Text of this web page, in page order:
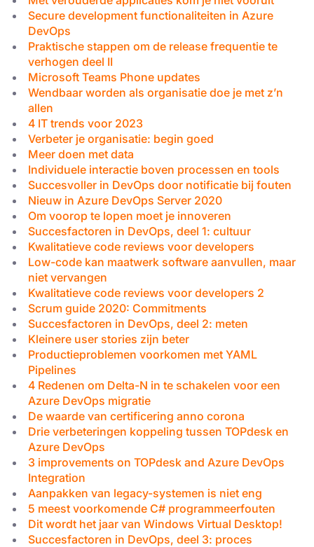
Secure development functionaliteiten in Azure
DevOps
Praktische stappen om de release frequentie te
verhogen deel II
Microsoft Teams Phone updates
Wendbaar worden als organisatie doe je met z’n
allen
4 IT trends voor 2023
Verbeter je organisatie: begin goed
Meer doen met data
Individuele interactie boven processen en tools
Succesvoller in DevOps door notificatie bij fouten
Nieuw in Azure DevOps Server 2020
Om voorop te lopen moet je innoveren
Succesfactoren in DevOps, deel 1: cultuur
Kwalitatieve code reviews voor developers
Low-code kan maatwerk software aanvullen, maar
niet vervangen
Kwalitatieve code reviews voor developers 2
Scrum guide 2020: Commitments
Succesfactoren in DevOps, deel 2: meten
Kleinere user stories zijn beter
Productieproblemen voorkomen met YAML
Pipelines
4 Redenen om Delta-N in te schakelen voor een
Azure DevOps migratie
De waarde van certificering anno corona
Drie verbeteringen koppeling tussen TOPdesk en
Azure DevOps
3 improvements on TOPdesk and Azure DevOps
Integration
Aanpakken van legacy-systemen is niet eng
5 meest voorkomende C# programmeerfouten
Dit wordt het jaar van Windows Virtual Desktop!
Succesfactoren in DevOps, deel 3: proces